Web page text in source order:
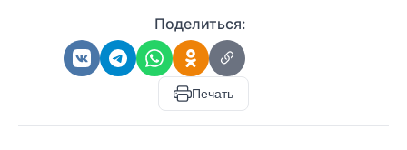
Поделиться:
Печать